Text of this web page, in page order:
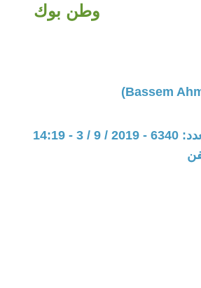
وطن بوك
- 14:19